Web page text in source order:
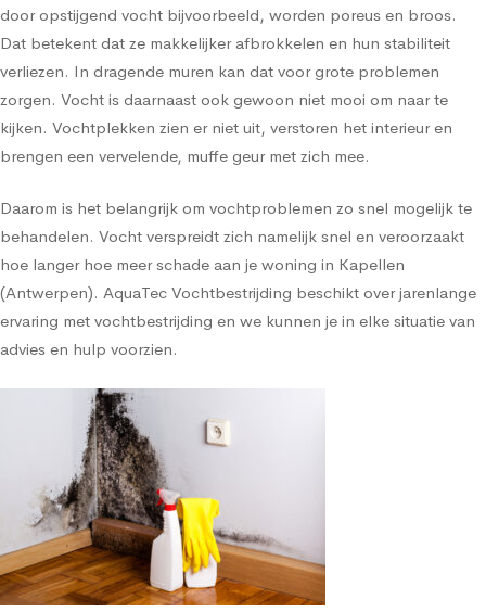
door opstijgend vocht bijvoorbeeld, worden poreus en broos.
Dat betekent dat ze makkelijker afbrokkelen en hun stabiliteit
verliezen. In dragende muren kan dat voor grote problemen
zorgen. Vocht is daarnaast ook gewoon niet mooi om naar te
kijken. Vochtplekken zien er niet uit, verstoren het interieur en
brengen een vervelende, muffe geur met zich mee.
Daarom is het belangrijk om vochtproblemen zo snel mogelijk te
behandelen. Vocht verspreidt zich namelijk snel en veroorzaakt
hoe langer hoe meer schade aan je woning in Kapellen
(Antwerpen). AquaTec Vochtbestrijding beschikt over jarenlange
ervaring met vochtbestrijding en we kunnen je in elke situatie van
advies en hulp voorzien.